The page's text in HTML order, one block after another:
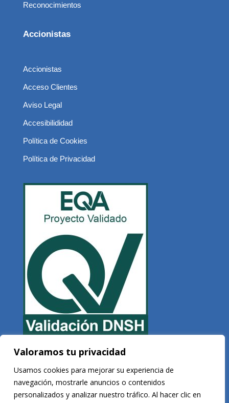
Valoramos tu privacidad
Usamos cookies para mejorar su experiencia de
navegación, mostrarle anuncios o contenidos
personalizados y analizar nuestro tráfico. Al hacer clic en
Reconocimientos
Accionistas
Accionistas
Acceso Clientes
Aviso Legal
Accesibilididad
Política de Cookies
Política de Privacidad
Desarrollado por Vega Consultores